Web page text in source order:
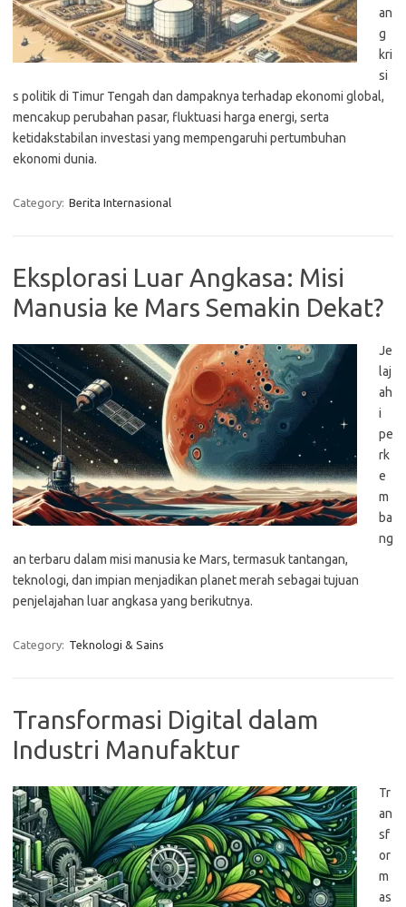
an
g
kri
si
s politik di Timur Tengah dan dampaknya terhadap ekonomi global,
mencakup perubahan pasar, fluktuasi harga energi, serta
ketidakstabilan investasi yang mempengaruhi pertumbuhan
ekonomi dunia.
Category: Berita Internasional
Eksplorasi Luar Angkasa: Misi
Manusia ke Mars Semakin Dekat?
Je
laj
ah
i
pe
rk
e
m
ba
ng
an terbaru dalam misi manusia ke Mars, termasuk tantangan,
teknologi, dan impian menjadikan planet merah sebagai tujuan
penjelajahan luar angkasa yang berikutnya.
Category: Teknologi & Sains
Transformasi Digital dalam
Industri Manufaktur
Tr
an
sf
or
m
as